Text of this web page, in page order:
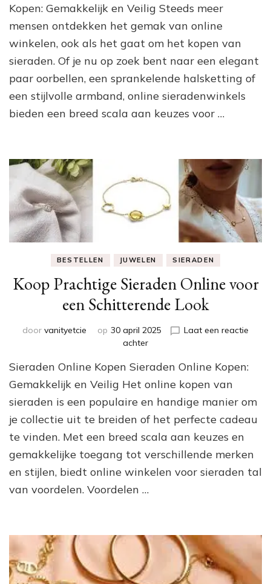
Kopen: Gemakkelijk en Veilig Steeds meer
mensen ontdekken het gemak van online
winkelen, ook als het gaat om het kopen van
sieraden. Of je nu op zoek bent naar een elegant
paar oorbellen, een sprankelende halsketting of
een stijlvolle armband, online sieradenwinkels
bieden een breed scala aan keuzes voor …
BESTELLEN JUWELEN SIERADEN
Koop Prachtige Sieraden Online voor
een Schitterende Look
door vanityetcie op 30 april 2025
Laat een reactie
achterop
Prachtige
Sieraden
voor
een
Schitterende
Look
Sieraden Online Kopen Sieraden Online Kopen:
Gemakkelijk en Veilig Het online kopen van
sieraden is een populaire en handige manier om
je collectie uit te breiden of het perfecte cadeau
te vinden. Met een breed scala aan keuzes en
gemakkelijke toegang tot verschillende merken
en stijlen, biedt online winkelen voor sieraden tal
van voordelen. Voordelen …